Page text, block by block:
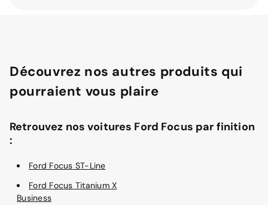
Découvrez nos autres produits qui
pourraient vous plaire
Retrouvez nos voitures Ford Focus par finition
:
Ford Focus ST-Line
Ford Focus Titanium X
Business